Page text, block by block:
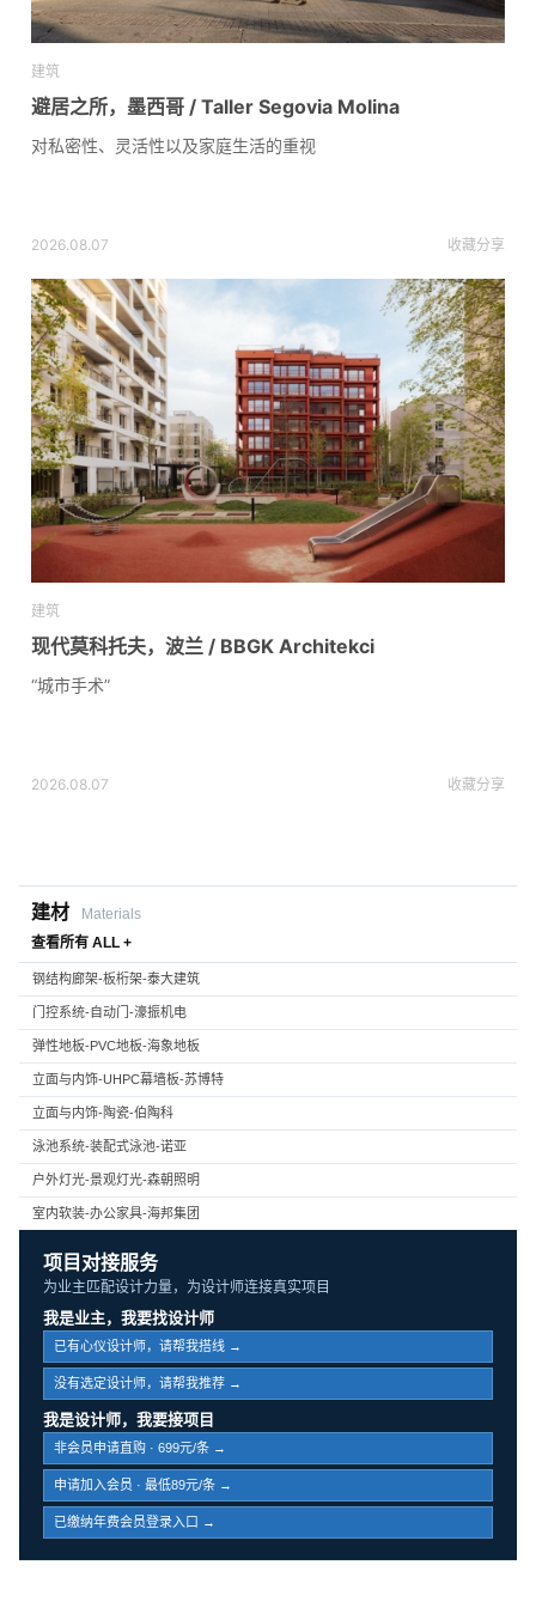
建筑
避居之所，墨西哥 / Taller Segovia Molina
对私密性、灵活性以及家庭生活的重视
2026.08.07 收藏分享
建筑
现代莫科托夫，波兰 / BBGK Architekci
“城市手术”
2026.08.07 收藏分享
建材
Materials
查看所有 ALL +
钢结构廊架-板桁架-泰大建筑
门控系统-自动门-濠振机电
弹性地板-PVC地板-海象地板
立面与内饰-UHPC幕墙板-苏博特
立面与内饰-陶瓷-伯陶科
泳池系统-装配式泳池-诺亚
户外灯光-景观灯光-森朝照明
室内软装-办公家具-海邦集团
项目对接服务
为业主匹配设计力量，为设计师连接真实项目
我是业主，我要找设计师
已有心仪设计师，请帮我搭线 →
没有选定设计师，请帮我推荐 →
我是设计师，我要接项目
非会员申请直购 · 699元/条 →
申请加入会员 · 最低89元/条 →
已缴纳年费会员登录入口 →